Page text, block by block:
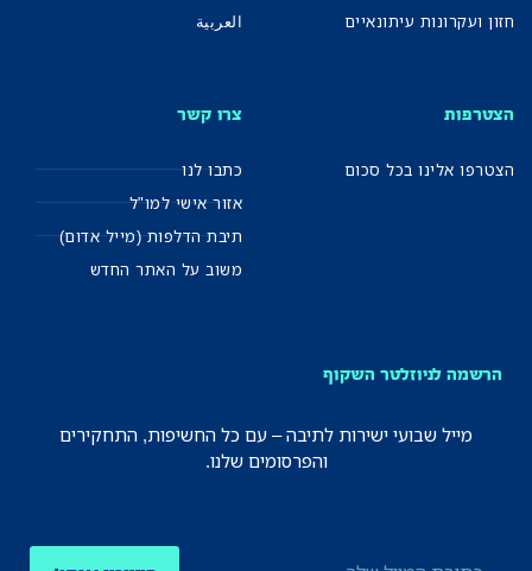
חזון ועקרונות עיתונאיים
العربية
הצטרפות
הצטרפו אלינו בכל סכום
צרו קשר
כתבו לנו
אזור אישי למו"ל
תיבת הדלפות (מייל אדום)
משוב על האתר החדש
הרשמה לניוזלטר השקוף
מייל שבועי ישירות לתיבה – עם כל החשיפות, התחקירים
והפרסומים שלנו.